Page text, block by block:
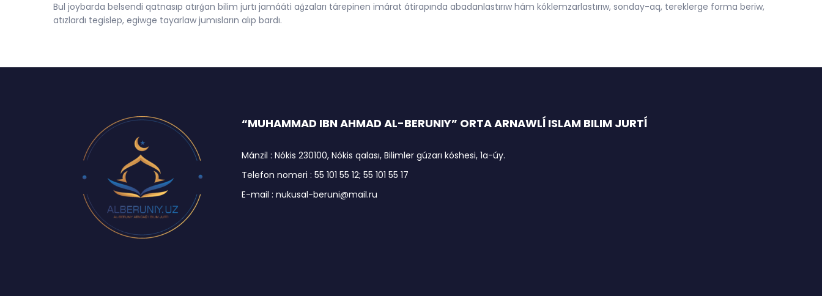
Bul joybarda belsendi qatnasıp atırǵan bilim jurtı jamááti aǵzaları tárepinen imárat átirapında abadanlastırıw hám kóklemzarlastırıw, sonday-aq, tereklerge forma beriw,
atızlardı tegislep, egiwge tayarlaw jumısların alıp bardı.
“MUHAMMAD IBN AHMAD AL-BERUNIY” ORTA ARNAWLĺ ISLAM BILIM JURTĺ
Mánzil : Nókis 230100, Nókis qalası, Bilimler gúzarı kóshesi, 1a-úy.
Telefon nomeri : 55 101 55 12; 55 101 55 17
E-mail : nukusal-beruni@mail.ru